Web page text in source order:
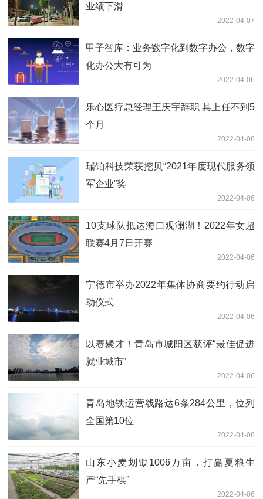
业绩下滑
2022-04-07
甲子智库：业务数字化到数字办公，数字
化办公大有可为
2022-04-06
乐心医疗总经理王庆宇辞职 其上任不到5
个月
2022-04-06
瑞铂科技荣获挖贝“2021年度现代服务领
军企业”奖
2022-04-06
10支球队抵达海口观澜湖！2022年女超
联赛4月7日开赛
2022-04-06
宁德市举办2022年集体协商要约行动启
动仪式
2022-04-06
以赛聚才！青岛市城阳区获评“最佳促进
就业城市”
2022-04-06
青岛地铁运营线路达6条284公里，位列
全国第10位
2022-04-06
山东小麦划锄1006万亩，打赢夏粮生
产“先手棋”
2022-04-06